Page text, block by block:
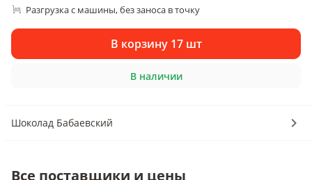
Разгрузка с машины, без заноса в точку
В корзину 17 шт
В наличии
Шоколад Бабаевский
Все поставщики и цены